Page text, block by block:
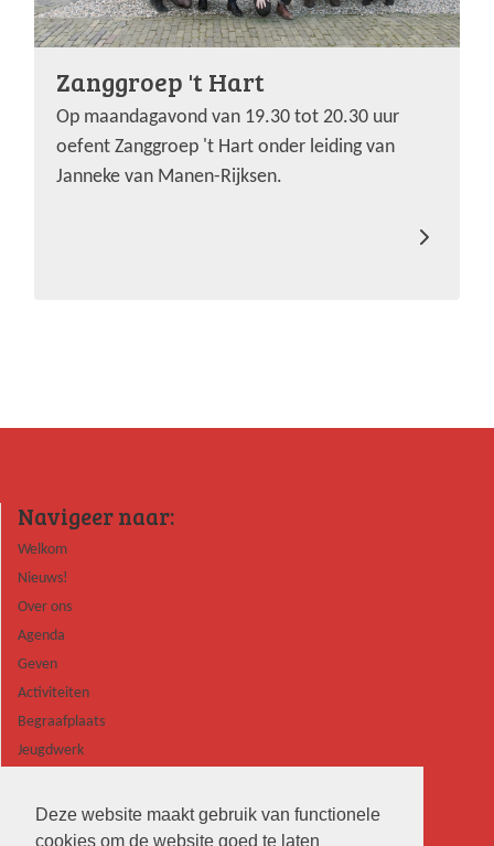
Deze website maakt gebruik van functionele
cookies om de website goed te laten
Zanggroep 't Hart
Op maandagavond van 19.30 tot 20.30 uur
oefent Zanggroep 't Hart onder leiding van
Janneke van Manen-Rijksen.
Navigeer naar:
Welkom
Nieuws!
Over ons
Agenda
Geven
Activiteiten
Begraafplaats
Jeugdwerk